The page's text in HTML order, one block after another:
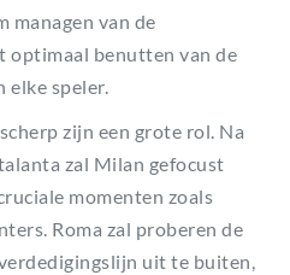
managen van de
optimaal benutten van de
elke speler.
zijn een grote rol. Na
zal Milan gefocust
momenten zoals
Roma zal proberen de
uit te buiten,